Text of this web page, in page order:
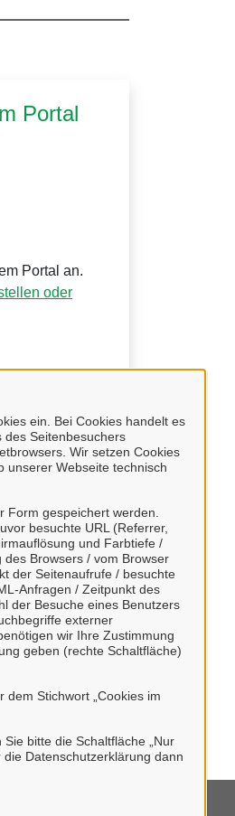
ein. Bei Cookies handelt es
des Seitenbesuchers
Wir setzen Cookies
unserer Webseite technisch
Form gespeichert werden.
besuchte URL (Referrer,
und Farbtiefe /
Browsers / vom Browser
der Seitenaufrufe / besuchte
Anfragen / Zeitpunkt des
der Besuche eines Benutzers
externer
wir Ihre Zustimmung
geben (rechte Schaltfläche)
Stichwort „Cookies im
bitte die Schaltfläche „Nur
Datenschutzerklärung dann
Portal
Portal an.
oder
Anliegen und